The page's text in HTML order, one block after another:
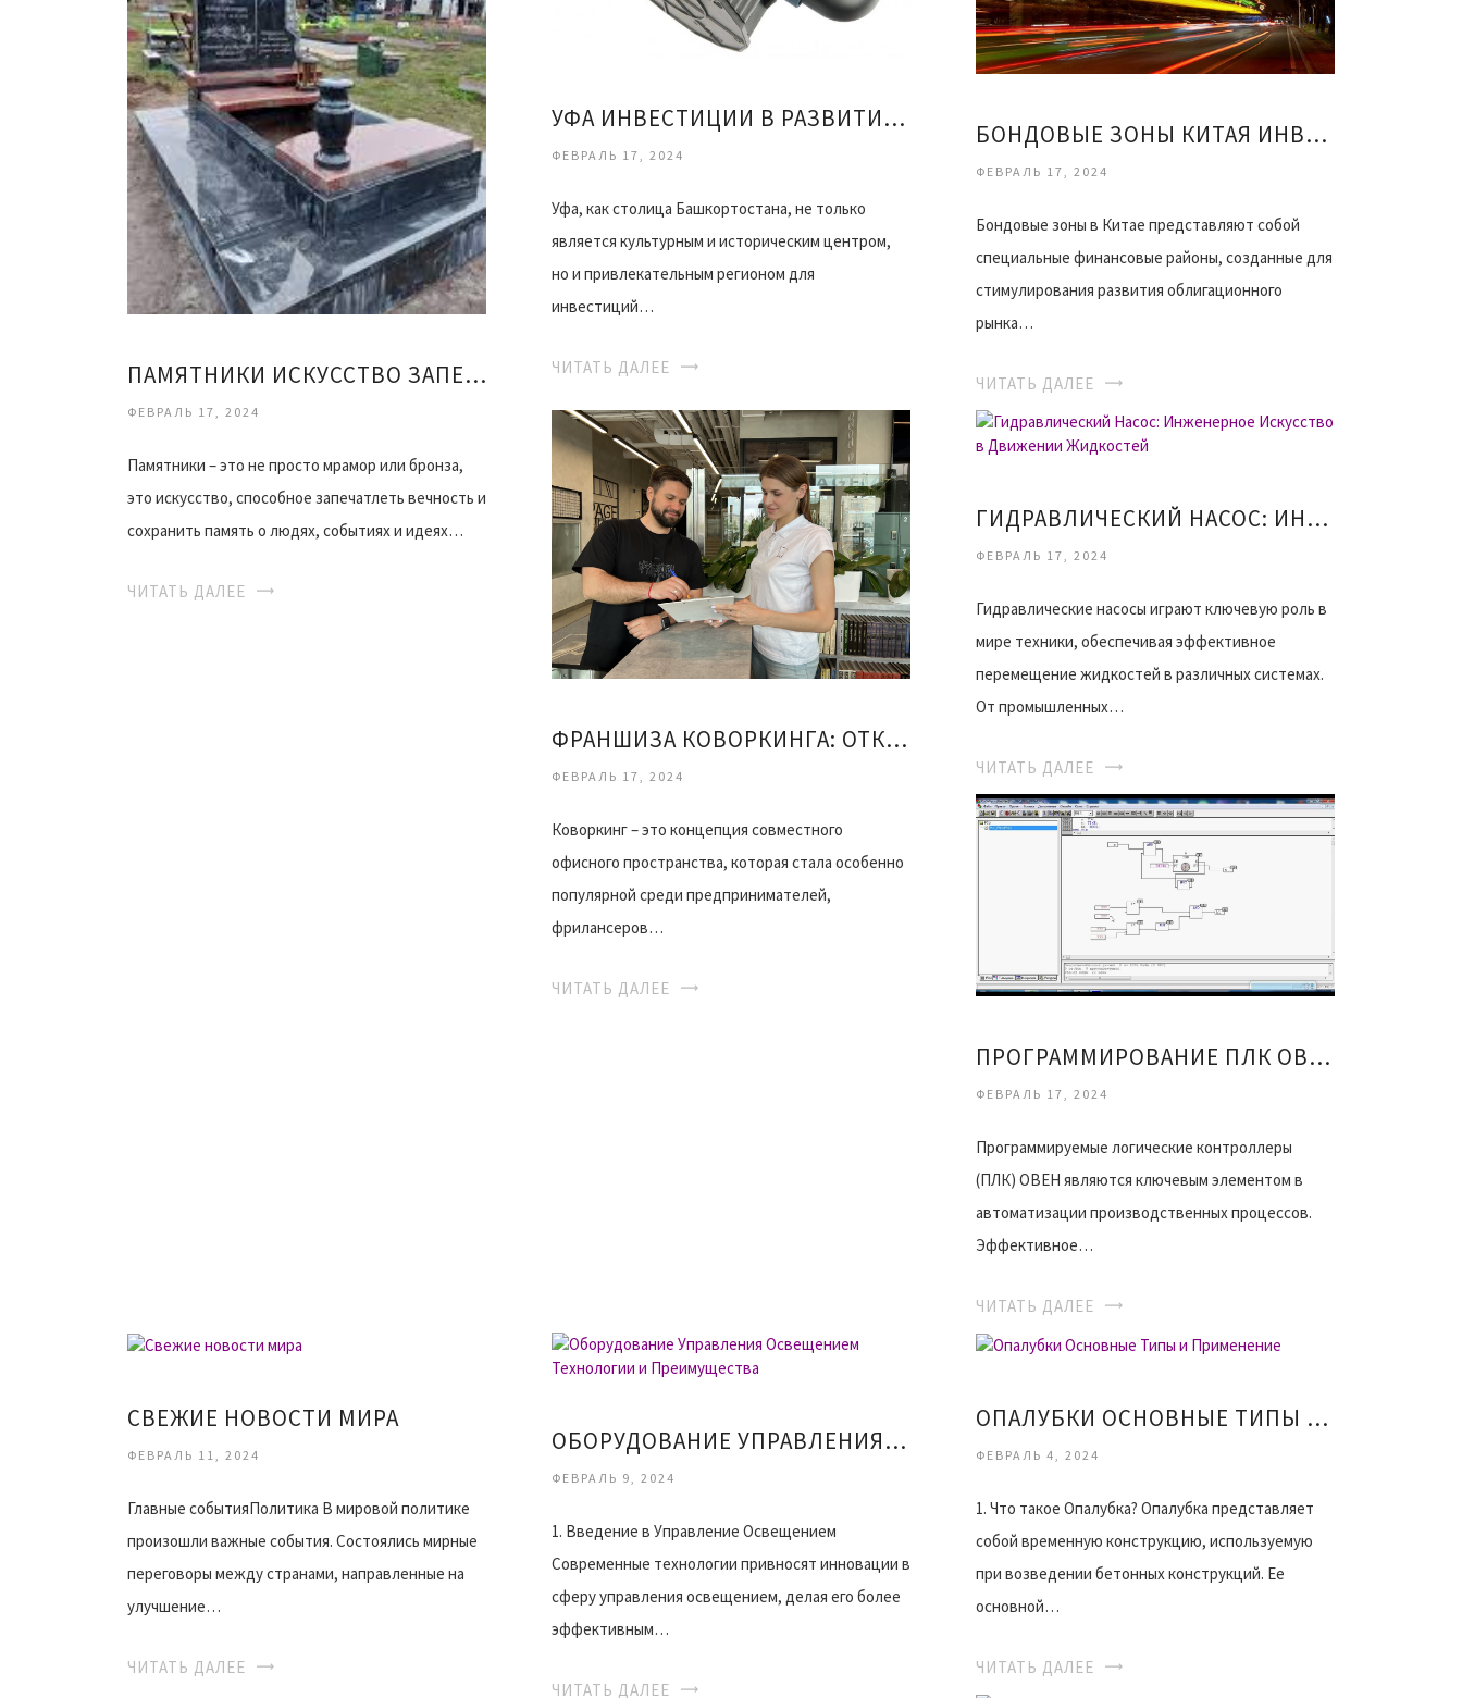
ПАМЯТНИКИ ИСКУССТВО ЗАПЕЧАТЛЕТЬ ВЕЧНОСТЬ
ФЕВРАЛЬ 17, 2024
Памятники – это не просто мрамор или бронза,
это искусство, способное запечатлеть вечность и
сохранить память о людях, событиях и идеях…
ЧИТАТЬ ДАЛЕЕ
УФА ИНВЕСТИЦИИ В РАЗВИТИЕ И ПЕРСПЕКТИВЫ РОСТА
ФЕВРАЛЬ 17, 2024
Уфа, как столица Башкортостана, не только
является культурным и историческим центром,
но и привлекательным регионом для
инвестиций…
ЧИТАТЬ ДАЛЕЕ
БОНДОВЫЕ ЗОНЫ КИТАЯ ИНВЕСТИЦИИ
ФЕВРАЛЬ 17, 2024
Бондовые зоны в Китае представляют собой
специальные финансовые районы, созданные для
стимулирования развития облигационного
рынка…
ЧИТАТЬ ДАЛЕЕ
ФРАНШИЗА КОВОРКИНГА: ОТКРЫТИЕ СОВРЕМЕННОГО ПРОСТРАНСТВА ДЛЯ РАБОТЫ
ФЕВРАЛЬ 17, 2024
Коворкинг – это концепция совместного
офисного пространства, которая стала особенно
популярной среди предпринимателей,
фрилансеров…
ЧИТАТЬ ДАЛЕЕ
ГИДРАВЛИЧЕСКИЙ НАСОС: ИНЖЕНЕРНОЕ ИСКУССТВО В ДВИЖЕНИИ ЖИДКОСТЕЙ
ФЕВРАЛЬ 17, 2024
Гидравлические насосы играют ключевую роль в
мире техники, обеспечивая эффективное
перемещение жидкостей в различных системах.
От промышленных…
ЧИТАТЬ ДАЛЕЕ
ПРОГРАММИРОВАНИЕ ПЛК ОВЕН ШАГИ К АВТОМАТИЗИРОВАННЫМ ПРОЦЕССАМ
ФЕВРАЛЬ 17, 2024
Программируемые логические контроллеры
(ПЛК) ОВЕН являются ключевым элементом в
автоматизации производственных процессов.
Эффективное…
ЧИТАТЬ ДАЛЕЕ
СВЕЖИЕ НОВОСТИ МИРА
ФЕВРАЛЬ 11, 2024
Главные событияПолитика В мировой политике
произошли важные события. Состоялись мирные
переговоры между странами, направленные на
улучшение…
ЧИТАТЬ ДАЛЕЕ
ОБОРУДОВАНИЕ УПРАВЛЕНИЯ ОСВЕЩЕНИЕМ ТЕХНОЛОГИИ И ПРЕИМУЩЕСТВА
ФЕВРАЛЬ 9, 2024
1. Введение в Управление Освещением
Современные технологии привносят инновации в
сферу управления освещением, делая его более
эффективным…
ЧИТАТЬ ДАЛЕЕ
ОПАЛУБКИ ОСНОВНЫЕ ТИПЫ И ПРИМЕНЕНИЕ
ФЕВРАЛЬ 4, 2024
1. Что такое Опалубка? Опалубка представляет
собой временную конструкцию, используемую
при возведении бетонных конструкций. Ее
основной…
ЧИТАТЬ ДАЛЕЕ